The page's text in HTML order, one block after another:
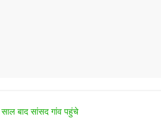
बाद सांसद गांव पहुंचे